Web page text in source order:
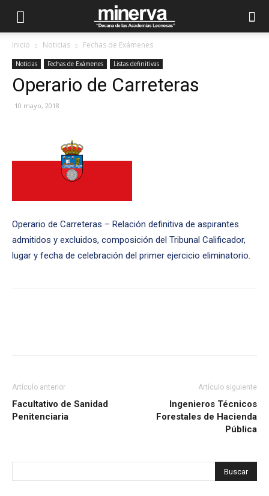
Inicio Noticias Fechas de Exámenes
Noticias Fechas de Exámenes Listas definitivas
Operario de Carreteras
10 mayo, 2018
Operario de Carreteras – Relación definitiva de aspirantes
admitidos y excluidos, composición del Tribunal Calificador,
lugar y fecha de celebración del primer ejercicio eliminatorio.
Artículo anterior
Facultativo de Sanidad
Penitenciaria
Artículo siguiente
Ingenieros Técnicos
Forestales de Hacienda
Pública